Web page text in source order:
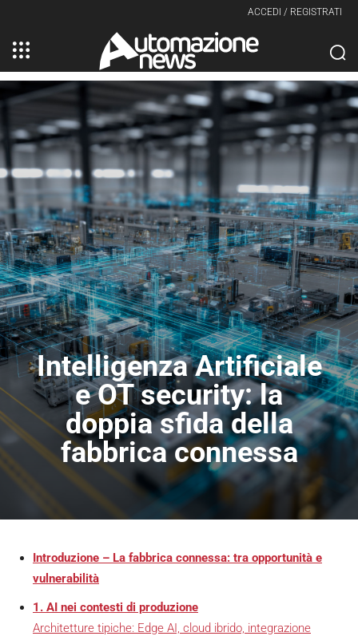
ACCEDI / REGISTRATI
Intelligenza Artificiale
e OT security: la
doppia sfida della
fabbrica connessa
Introduzione – La fabbrica connessa: tra opportunità e
vulnerabilità
1. AI nei contesti di produzione
Architetture tipiche: Edge AI, cloud ibrido, integrazione